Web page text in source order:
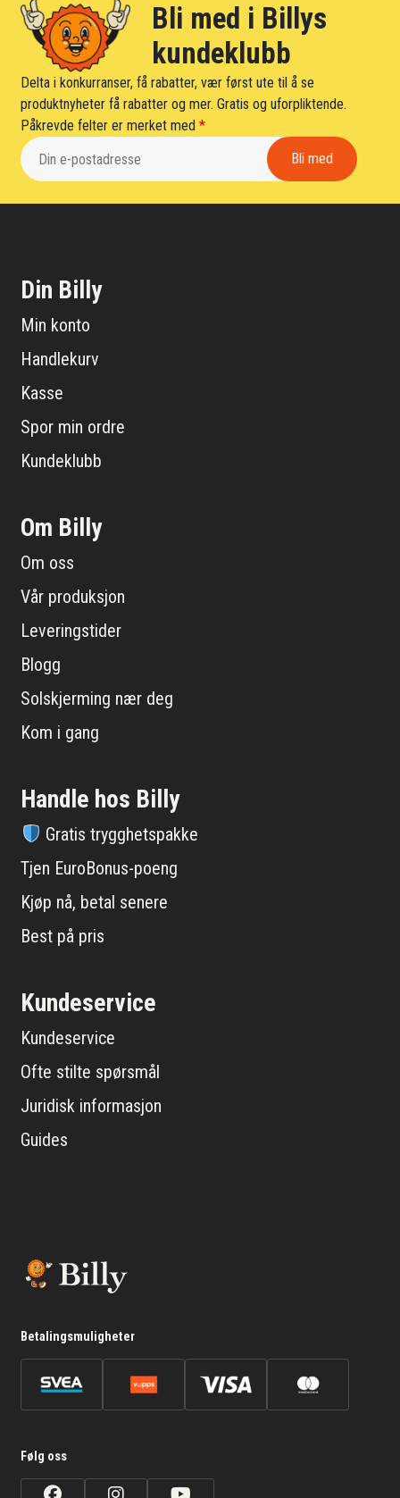
Bli med i Billys
kundeklubb
Delta i konkurranser, få rabatter, vær først ute til å se
produktnyheter få rabatter og mer. Gratis og uforpliktende.
Påkrevde felter er merket med*
Din Billy
Min konto
Handlekurv
Kasse
Spor min ordre
Kundeklubb
Om Billy
Om oss
Vår produksjon
Leveringstider
Blogg
Solskjerming nær deg
Kom i gang
Handle hos Billy
Gratis trygghetspakke
Tjen EuroBonus-poeng
Kjøp nå, betal senere
Best på pris
Kundeservice
Kundeservice
Ofte stilte spørsmål
Juridisk informasjon
Guides
Betalingsmuligheter
Følg oss